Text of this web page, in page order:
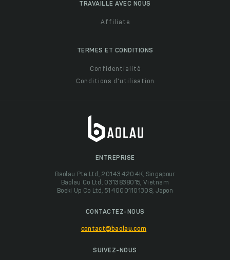
TRAVAILLE AVEC NOUS
Affiliate
TERMES ET CONDITIONS
Confidentialité
Conditions d'utilisation
ENTREPRISE
Baolau Pte Ltd, 201434204K, Singapour
Baolau Co Ltd, 0313838015, Vietnam
Boeki Up Co Ltd, 5140001101308, Japon
CONTACTEZ-NOUS
contact@baolau.com
SUIVEZ-NOUS